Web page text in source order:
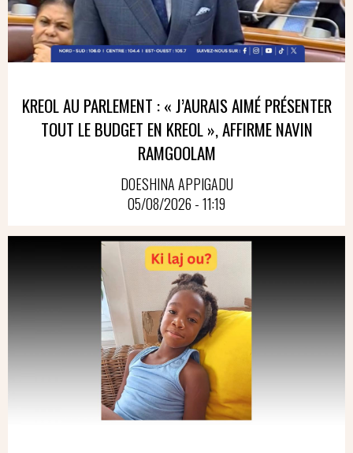
KREOL AU PARLEMENT : « J’AURAIS AIMÉ PRÉSENTER
TOUT LE BUDGET EN KREOL », AFFIRME NAVIN
RAMGOOLAM
DOESHINA APPIGADU
05/08/2026 - 11:19